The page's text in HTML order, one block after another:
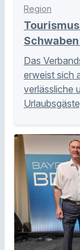
Region
Das
erweist sich
verlässliche